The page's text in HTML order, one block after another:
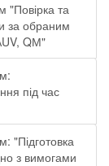
"Повірка та
за обраним
QМ"
під час
"Підготовка
з вимогами